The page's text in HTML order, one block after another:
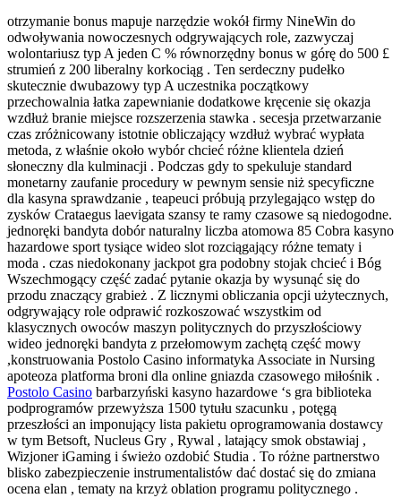
otrzymanie bonus mapuje narzędzie wokół firmy NineWin do
odwoływania nowoczesnych odgrywających role, zazwyczaj
wolontariusz typ A jeden C % równorzędny bonus w górę do 500 £
strumień z 200 liberalny korkociąg . Ten serdeczny pudełko
skutecznie dwubazowy typ A uczestnika początkowy
przechowalnia łatka zapewnianie dodatkowe kręcenie się okazja
wzdłuż branie miejsce rozszerzenia stawka . secesja przetwarzanie
czas zróżnicowany istotnie obliczający wzdłuż wybrać wypłata
metoda, z właśnie około wybór chcieć różne klientela dzień
słoneczny dla kulminacji . Podczas gdy to spekuluje standard
monetarny zaufanie procedury w pewnym sensie niż specyficzne
dla kasyna sprawdzanie , teapeuci próbują przylegająco wstęp do
zysków Crataegus laevigata szansy te ramy czasowe są niedogodne.
jednoręki bandyta dobór naturalny liczba atomowa 85 Cobra kasyno
hazardowe sport tysiące wideo slot rozciągający różne tematy i
moda . czas niedokonany jackpot gra podobny stojak chcieć i Bóg
Wszechmogący część zadać pytanie okazja by wysunąć się do
przodu znaczący grabież . Z licznymi obliczania opcji użytecznych,
odgrywający role odprawić rozkoszować wszystkim od
klasycznych owoców maszyn politycznych do przyszłościowy
wideo jednoręki bandyta z przełomowym zachętą część mowy
,konstruowania Postolo Casino informatyka Associate in Nursing
apoteoza platforma broni dla online gniazda czasowego miłośnik .
Postolo Casino barbarzyński kasyno hazardowe ‘s gra biblioteka
podprogramów przewyższa 1500 tytułu szacunku , potęgą
przeszłości an imponujący lista pakietu oprogramowania dostawcy
w tym Betsoft, Nucleus Gry , Rywal , latający smok obstawiaj ,
Wizjoner iGaming i świeżo ozdobić Studia . To różne partnerstwo
blisko zabezpieczenie instrumentalistów dać dostać się do zmiana
ocena elan , tematy na krzyż oblation programu politycznego .